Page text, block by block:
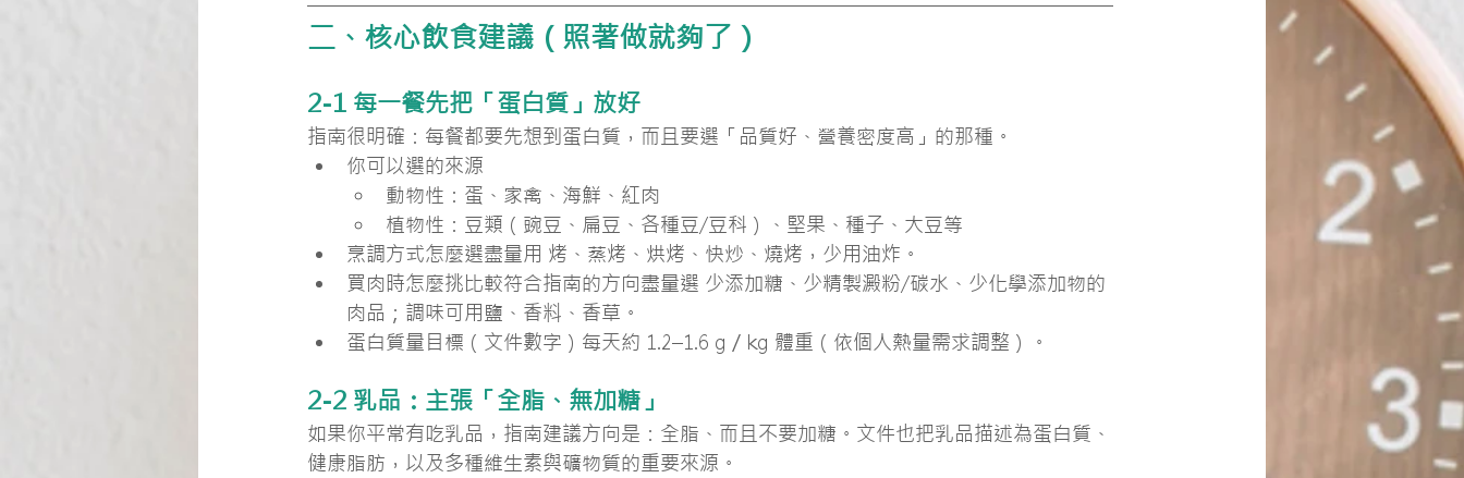
二、核心飲食建議（照著做就夠了）
2-1 每一餐先把「蛋白質」放好
指南很明確：每餐都要先想到蛋白質，而且要選「品質好、營養密度高」的那種。
你可以選的來源
動物性：蛋、家禽、海鮮、紅肉
植物性：豆類（豌豆、扁豆、各種豆/豆科）、堅果、種子、大豆等
烹調方式怎麼選盡量用 烤、蒸烤、烘烤、快炒、燒烤，少用油炸。
買肉時怎麼挑比較符合指南的方向盡量選 少添加糖、少精製澱粉/碳水、少化學添加物的
肉品；調味可用鹽、香料、香草。
蛋白質量目標（文件數字）每天約 1.2–1.6 g／kg 體重（依個人熱量需求調整）。
2-2 乳品：主張「全脂、無加糖」
如果你平常有吃乳品，指南建議方向是：全脂、而且不要加糖。文件也把乳品描述為蛋白質、
健康脂肪，以及多種維生素與礦物質的重要來源。